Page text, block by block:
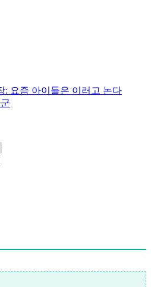
: 요즘 아이들은 이러고 논다